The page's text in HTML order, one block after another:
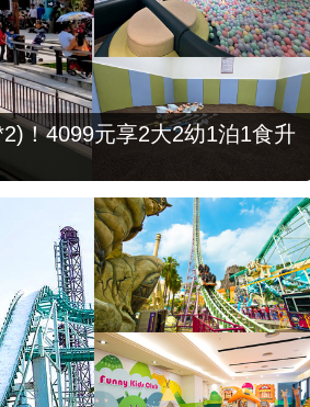
！4099元享2大2幼1泊1食升